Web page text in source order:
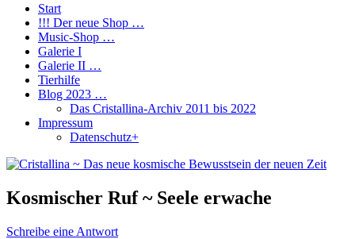
Start
!!! Der neue Shop …
Music-Shop …
Galerie I
Galerie II …
Tierhilfe
Blog 2023 …
Das Cristallina-Archiv 2011 bis 2022
Impressum
Datenschutz+
Kosmischer Ruf ~ Seele erwache
Schreibe eine Antwort